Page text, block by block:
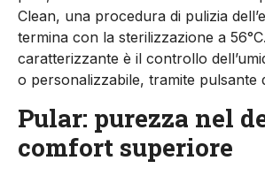
Clean, una procedura di pulizia
termina con la sterilizzazione a
caratterizzante è il controllo
o personalizzabile, tramite pulsante
Pular: purezza nel
comfort superiore